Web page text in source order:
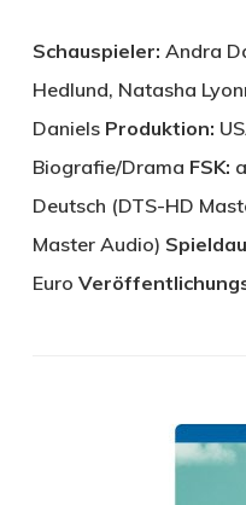
Schauspieler: Andra
Hedlund, Natasha
Daniels Produktion:
Biografie/Drama FSK:
Deutsch (DTS-HD
Master Audio)
Euro